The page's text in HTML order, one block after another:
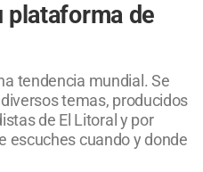
plataforma de
tendencia mundial. Se
temas, producidos
de El Litoral y por
escuches cuando y donde